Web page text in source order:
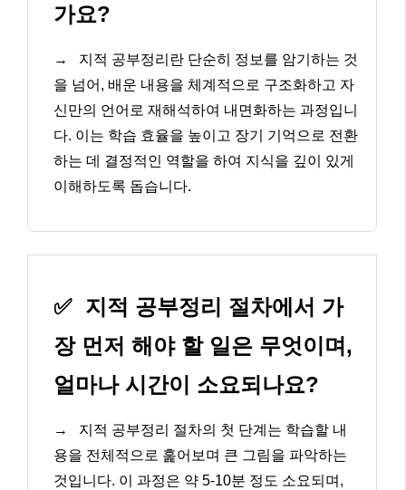
가요?
→
지적 공부정리란 단순히 정보를 암기하는 것
을 넘어, 배운 내용을 체계적으로 구조화하고 자
신만의 언어로 재해석하여 내면화하는 과정입니
다. 이는 학습 효율을 높이고 장기 기억으로 전환
하는 데 결정적인 역할을 하여 지식을 깊이 있게
이해하도록 돕습니다.
✅ 지적 공부정리 절차에서 가
장 먼저 해야 할 일은 무엇이며,
얼마나 시간이 소요되나요?
→
지적 공부정리 절차의 첫 단계는 학습할 내
용을 전체적으로 훑어보며 큰 그림을 파악하는
것입니다. 이 과정은 약 5-10분 정도 소요되며,